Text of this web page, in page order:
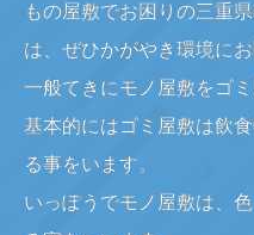
もの屋敷でお困りの三重
は、ぜひかがやき環境に
一般てきにモノ屋敷をゴ
基本的にはゴミ屋敷は飲
る事をいます。
いっぽうでモノ屋敷は、